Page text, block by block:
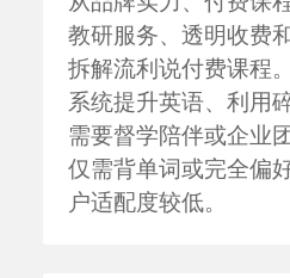
教研服务、透明收费
拆解流利说付费课程
系统提升英语、利用
需要督学陪伴或企业
仅需背单词或完全偏
户适配度较低。